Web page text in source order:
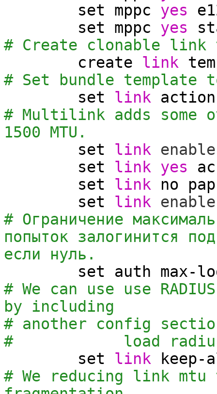
set mppc yes
set mppc yes
# Create clonable link
create link
# Set bundle template
set
link
# Multilink adds some
1500 MTU.
set
link enable
set
link yes
set
link no
set
link enable
# Ограничение
попыток залогинится
если нуль.
set auth max-
# We can use use
by including
# another config
# load
set
link
# We reducing link mtu